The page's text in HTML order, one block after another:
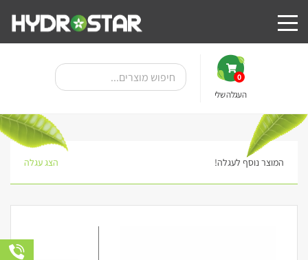
0
העגלה שלי
המוצר נוסף לעגלה! הצג עגלה